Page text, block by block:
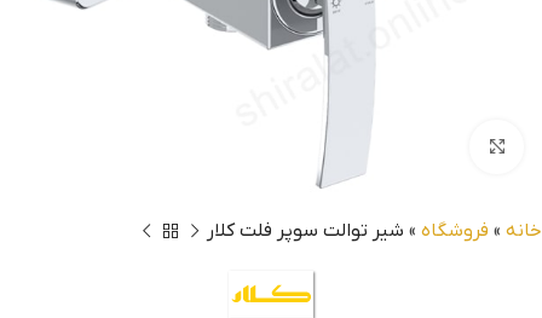
بزرگنمایی تصویر
خانه » فروشگاه » شیر توالت سوپر فلت کلار